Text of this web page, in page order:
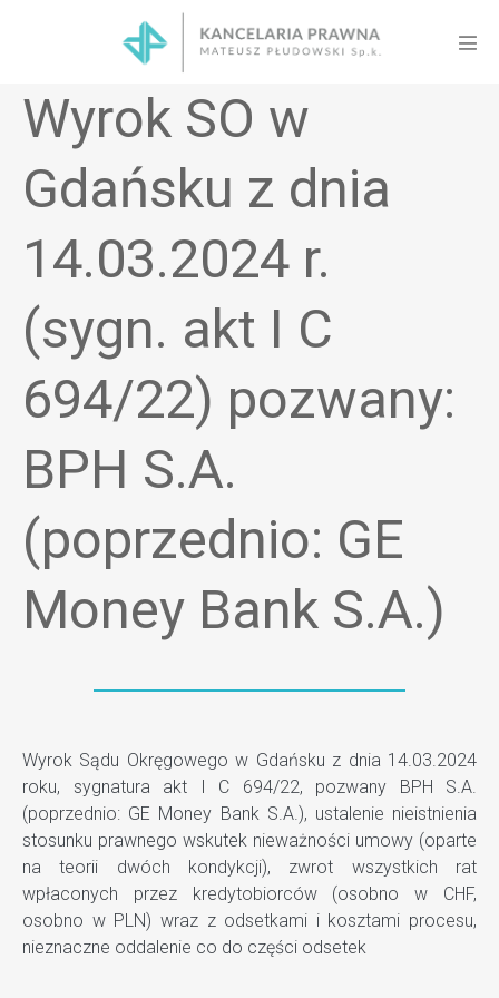
Wyrok SO w
Gdańsku z dnia
14.03.2024 r.
(sygn. akt I C
694/22) pozwany:
BPH S.A.
(poprzednio: GE
Money Bank S.A.)
Wyrok Sądu Okręgowego w Gdańsku z dnia 14.03.2024
roku, sygnatura akt I C 694/22, pozwany BPH S.A.
(poprzednio: GE Money Bank S.A.), ustalenie nieistnienia
stosunku prawnego wskutek nieważności umowy (oparte
na teorii dwóch kondykcji), zwrot wszystkich rat
wpłaconych przez kredytobiorców (osobno w CHF,
osobno w PLN) wraz z odsetkami i kosztami procesu,
nieznaczne oddalenie co do części odsetek